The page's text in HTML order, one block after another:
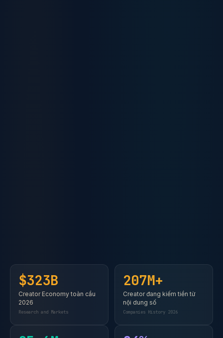
$323B
Creator Economy toàn cầu
2026
Research and Markets
207M+
Creator đang kiếm tiền từ
nội dung số
Companies History 2026